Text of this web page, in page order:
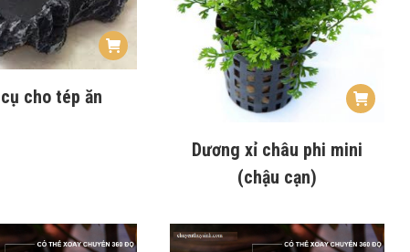
cho tép ăn
Dương xỉ châu phi mini
(chậu cạn)